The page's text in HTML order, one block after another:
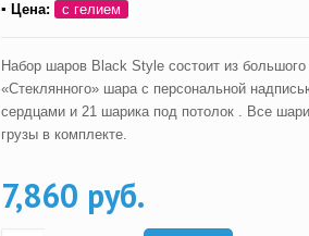
▪ Цена:
с гелием
Набор шаров Black Style состоит из большого
«Стеклянного» шара с персональной
сердцами и 21 шарика под потолок . Все
грузы в комплекте.
7,860 руб.